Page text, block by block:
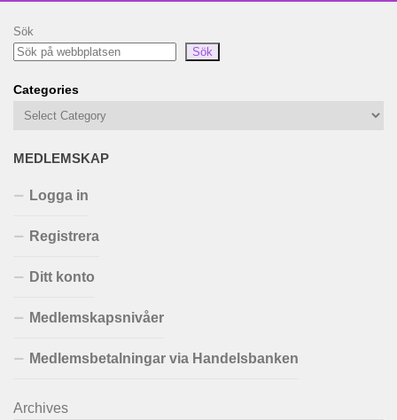
Sök
Sök
Categories
MEDLEMSKAP
Logga in
Registrera
Ditt konto
Medlemskapsnivåer
Medlemsbetalningar via Handelsbanken
Archives